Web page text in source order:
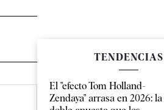
TENDENCIAS
El "efecto Tom Holland-
Zendaya" arrasa en 2026: la